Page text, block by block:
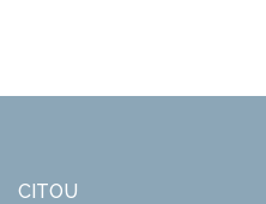
CITOU